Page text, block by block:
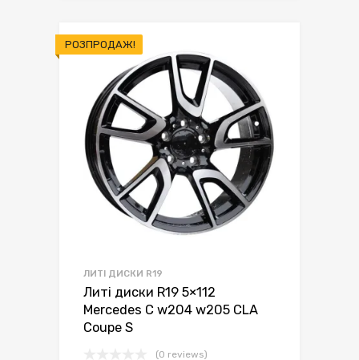
РОЗПРОДАЖ!
ЛИТІ ДИСКИ R19
Литі диски R19 5×112
Mercedes C w204 w205 CLA
Coupe S
(0 reviews)